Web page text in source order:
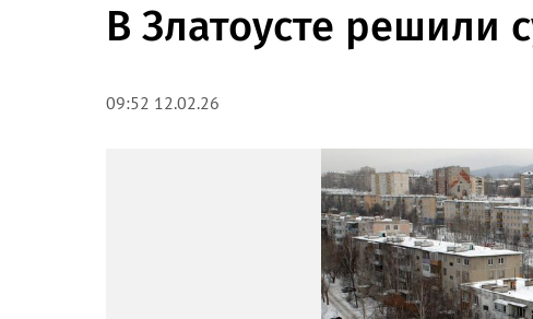
В Златоусте решили
09:52 12.02.26